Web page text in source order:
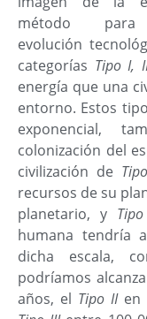
método
evolución
categorías Tipo I,
energía que una
entorno. Estos
exponencial,
colonización del
civilización de
recursos de su
planetario, y
humana tendría
dicha escala,
podríamos
años, el Tipo IIen